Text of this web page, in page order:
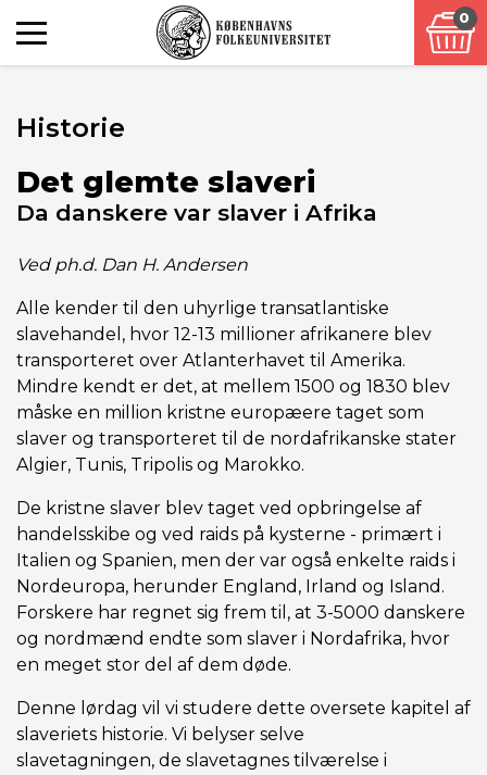
0
Historie
Det glemte slaveri
Da danskere var slaver i Afrika
Ved ph.d. Dan H. Andersen
Alle kender til den uhyrlige transatlantiske
slavehandel, hvor 12-13 millioner afrikanere blev
transporteret over Atlanterhavet til Amerika.
Mindre kendt er det, at mellem 1500 og 1830 blev
måske en million kristne europæere taget som
slaver og transporteret til de nordafrikanske stater
Algier, Tunis, Tripolis og Marokko.
De kristne slaver blev taget ved opbringelse af
handelsskibe og ved raids på kysterne - primært i
Italien og Spanien, men der var også enkelte raids i
Nordeuropa, herunder England, Irland og Island.
Forskere har regnet sig frem til, at 3-5000 danskere
og nordmænd endte som slaver i Nordafrika, hvor
en meget stor del af dem døde.
Denne lørdag vil vi studere dette oversete kapitel af
slaveriets historie. Vi belyser selve
slavetagningen, de slavetagnes tilværelse i